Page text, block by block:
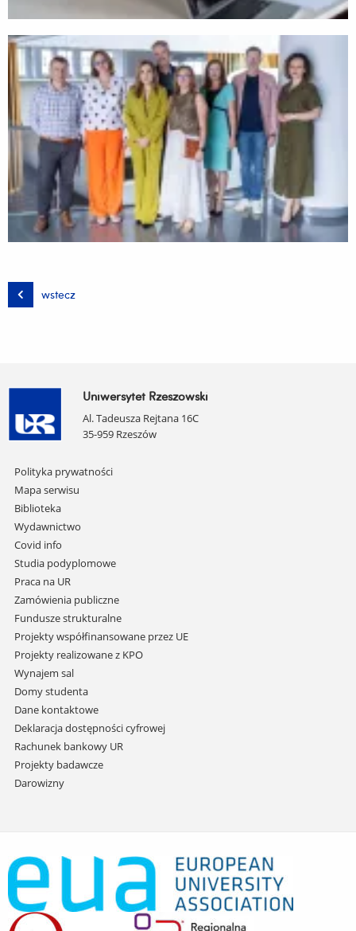
wstecz
Uniwersytet Rzeszowski
Al. Tadeusza Rejtana 16C
35-959 Rzeszów
Pomiń
nawigację
i
przejdź
do
treści
Polityka prywatności
Mapa serwisu
Biblioteka
Wydawnictwo
Covid info
Studia podyplomowe
Praca na UR
Zamówienia publiczne
Fundusze strukturalne
Projekty współfinansowane przez UE
Projekty realizowane z KPO
Wynajem sal
Domy studenta
Dane kontaktowe
Deklaracja dostępności cyfrowej
Rachunek bankowy UR
Projekty badawcze
Darowizny